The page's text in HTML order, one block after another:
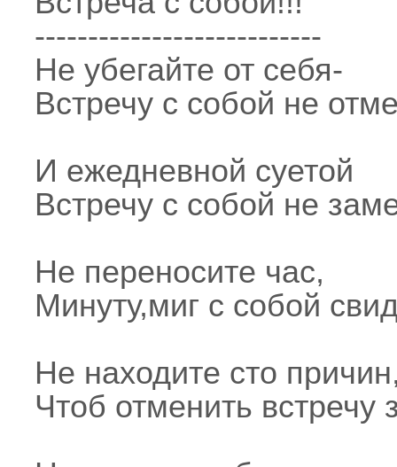
---------------------------
Не убегайте от себя-
Встречу с собой не
И ежедневной суетой
Встречу с собой не
Не переносите час,
Минуту,миг с собой
Не находите сто
Чтоб отменить встречу